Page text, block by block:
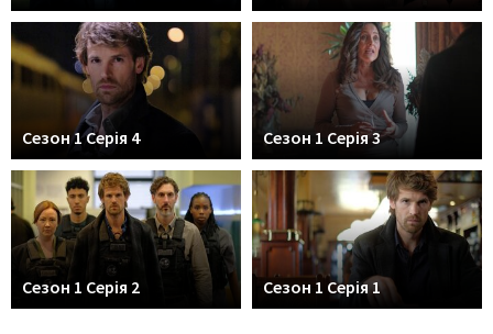
Сезон 1 Серія 4 Сезон 1 Серія 3
Сезон 1 Серія 2 Сезон 1 Серія 1